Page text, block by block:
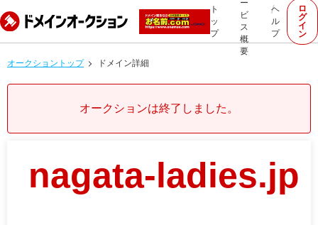
ト
ッ
プ
ー
ビ
ス
概
要
ヘ
ル
プ
ロ
グ
イ
ン
オークショントップ ドメイン詳細
オークションは終了しました。
nagata-ladies.jp